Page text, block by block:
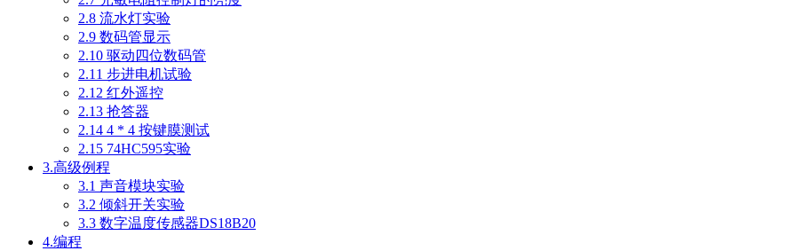
2.8 流水灯实验
2.9 数码管显示
2.10 驱动四位数码管
2.11 步进电机试验
2.12 红外遥控
2.13 抢答器
2.14 4 * 4 按键膜测试
2.15 74HC595实验
3.高级例程
3.1 声音模块实验
3.2 倾斜开关实验
3.3 数字温度传感器DS18B20
4.编程